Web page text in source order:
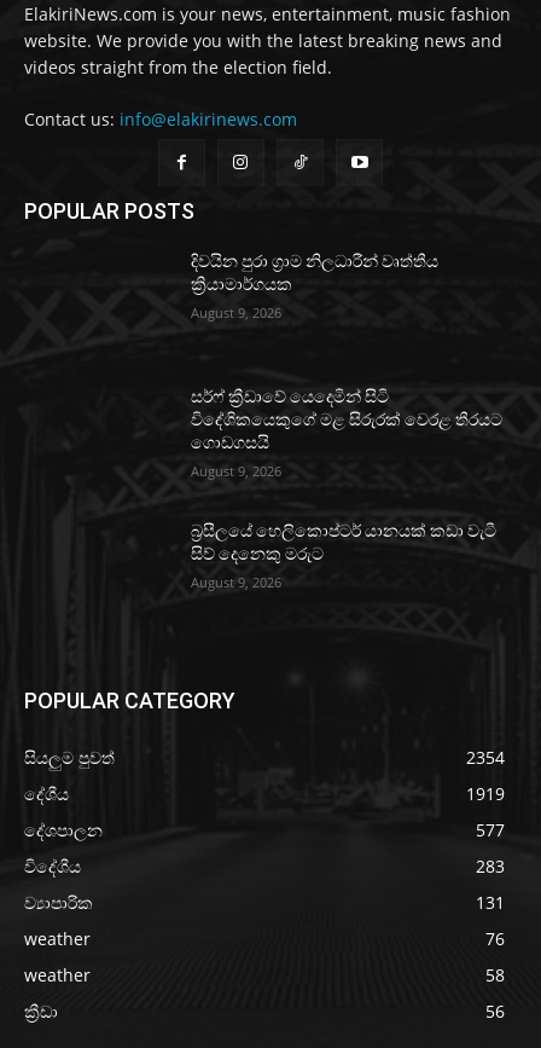
ElakiriNews.com is your news, entertainment, music fashion
website. We provide you with the latest breaking news and
videos straight from the election field.
Contact us: info@elakirinews.com
POPULAR POSTS
දිවයින පුරා ග්‍රාම නිලධාරීන් වෘත්තීය
ක්‍රියාමාර්ගයක
August 9, 2026
සර්ෆ් ක්‍රීඩාවේ යෙදෙමින් සිටි
විදේශිකයෙකුගේ මළ සිරුරක් වෙරළ තීරයට
ගොඩගසයි
August 9, 2026
බ්‍රසීලයේ හෙලිකොප්ටර් යානයක් කඩා වැටී
සිව් දෙනෙකු මරුට
August 9, 2026
POPULAR CATEGORY
සියලුම පුවත්
2354
දේශීය
1919
දේශපාලන
577
විදේශීය
283
ව්‍යාපාරික
131
weather
76
weather
58
ක්‍රීඩා
56